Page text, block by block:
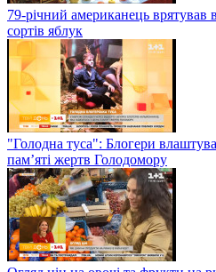
79-річний американець врятував
сортів яблук
"Голодна туса": Блогери
пам’яті жертв Голодомору